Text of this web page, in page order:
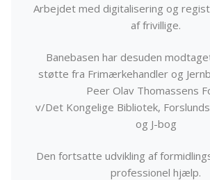
Arbejdet med digitalisering og
af frivillige.
Banebasen har desuden
støtte fra Frimærkehandler og
Peer Olav Thomassens
v/Det Kongelige Bibliotek,
og J-bog
Den fortsatte udvikling af
professionel hjælp.